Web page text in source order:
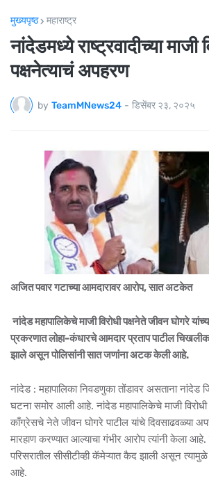
मुख्यपृष्ठ महाराष्ट्र
नांदेडमध्ये राष्ट्रवादीच्या माजी
पक्षनेत्याचं अपहरण
by TeamMNews24 - डिसेंबर २३, २०२५
अजित पवार गटाच्या आमदारावर आरोप, सात अटकेत
नांदेड महापालिकेचे माजी विरोधी पक्षनेते जीवन घोगरे
प्रकरणात लोहा-कंधारचे आमदार प्रताप पाटील
झाले असून पोलिसांनी सात जणांना अटक केली आहे.
नांदेड : महापालिका निवडणुका तोंडावर असताना नांदेड
घटना समोर आली आहे. नांदेड महापालिकेचे माजी विरोधी
काँग्रेसचे नेते जीवन घोगरे पाटील यांचे दिवसाढवळ्या
मारहाण करण्यात आल्याचा गंभीर आरोप त्यांनी केला आहे.
परिसरातील सीसीटीव्ही कॅमेऱ्यात कैद झाली असून
आहे.